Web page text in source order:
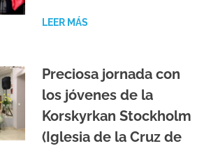
LEER MÁS
Preciosa jornada con
los jóvenes de la
Korskyrkan Stockholm
(Iglesia de la Cruz de